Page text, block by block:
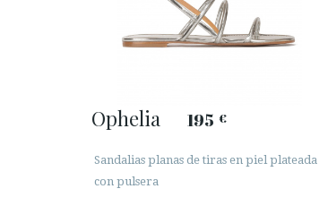
Ophelia 195 €
Sandalias planas de tiras en piel plateada
con pulsera